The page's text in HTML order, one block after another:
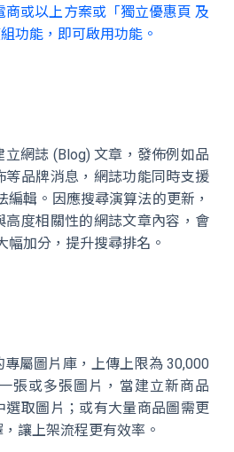
商或以上方案或「獨立優惠頁 及
功能，即可啟用功能。
網誌 (Blog) 文章，發佈例如品
等品牌消息，網誌功能同時支援
編輯。因應搜尋演算法的更新，
高度相關性的網誌文章內容，會
幅加分，提升搜尋排名。
屬圖片庫，上傳上限為 30,000
張或多張圖片，當建立新商品
選取圖片；或有大量商品圖需更
讓上架流程更有效率。